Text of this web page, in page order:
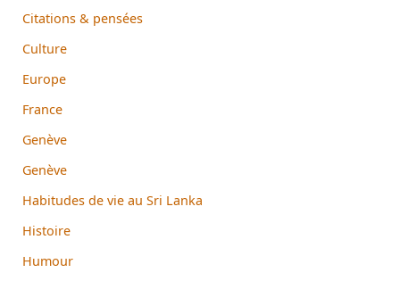
Citations & pensées
Culture
Europe
France
Genève
Genève
Habitudes de vie au Sri Lanka
Histoire
Humour